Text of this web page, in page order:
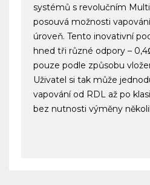
systémů s revolučním
posouvá možnosti
úroveň. Tento inovativní
hned tři různé odpory –
pouze podle způsobu
Uživatel si tak může
vapování od RDL až po
bez nutnosti výměny